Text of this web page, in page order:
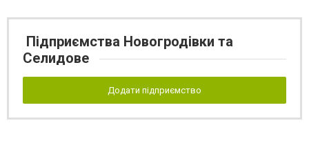
Підприємства Новогродівки та
Селидове
Додати підприємство